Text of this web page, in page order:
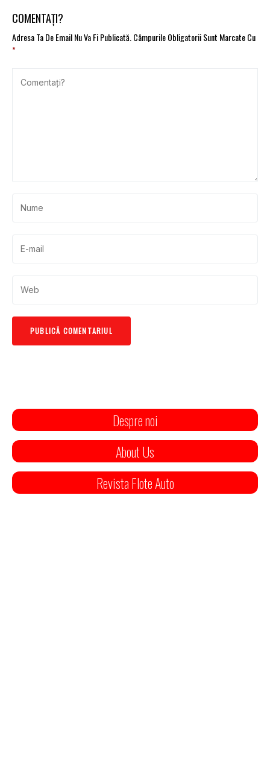
COMENTAȚI?
Adresa Ta De Email Nu Va Fi Publicată.Câmpurile Obligatorii Sunt Marcate Cu
*
Despre noi
About Us
Revista Flote Auto